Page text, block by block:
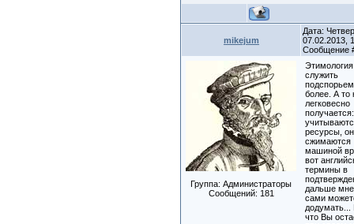
mikejum
Дата:
07.02.2013,
Сообщение
Группа: Администраторы
Сообщений: 181
служить
более. А то
легковесно
получается:
ресурсы,
сжимаются
машиной
вот
термины в
дальше мне
сами
додумать...
что Вы